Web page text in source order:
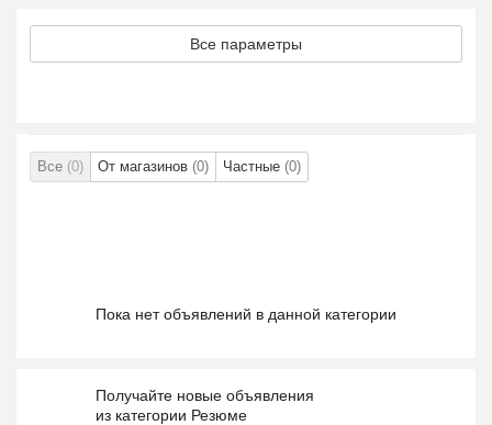
Все параметры
Все (0) От магазинов (0) Частные (0)
Пока нет объявлений в данной категории
Получайте новые объявления
из категории Резюме